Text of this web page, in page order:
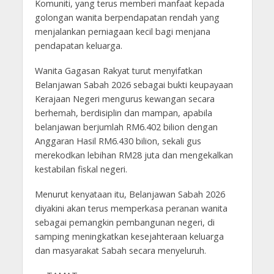
Komuniti, yang terus memberi manfaat kepada
golongan wanita berpendapatan rendah yang
menjalankan perniagaan kecil bagi menjana
pendapatan keluarga.
Wanita Gagasan Rakyat turut menyifatkan
Belanjawan Sabah 2026 sebagai bukti keupayaan
Kerajaan Negeri mengurus kewangan secara
berhemah, berdisiplin dan mampan, apabila
belanjawan berjumlah RM6.402 bilion dengan
Anggaran Hasil RM6.430 bilion, sekali gus
merekodkan lebihan RM28 juta dan mengekalkan
kestabilan fiskal negeri.
Menurut kenyataan itu, Belanjawan Sabah 2026
diyakini akan terus memperkasa peranan wanita
sebagai pemangkin pembangunan negeri, di
samping meningkatkan kesejahteraan keluarga
dan masyarakat Sabah secara menyeluruh.